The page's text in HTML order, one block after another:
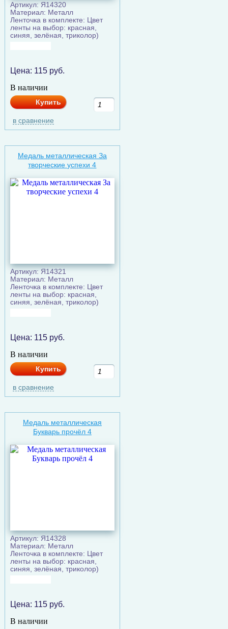
Артикул: Я14320
Материал: Металл
Ленточка в комплекте: Цвет
ленты на выбор: красная,
синяя, зелёная, триколор)
Цена: 115руб.
В наличии
Купить
в сравнение
Медаль металлическая За
творческие успехи 4
Артикул: Я14321
Материал: Металл
Ленточка в комплекте: Цвет
ленты на выбор: красная,
синяя, зелёная, триколор)
Цена: 115руб.
В наличии
Купить
в сравнение
Медаль металлическая
Букварь прочёл 4
Артикул: Я14328
Материал: Металл
Ленточка в комплекте: Цвет
ленты на выбор: красная,
синяя, зелёная, триколор)
Цена: 115руб.
В наличии